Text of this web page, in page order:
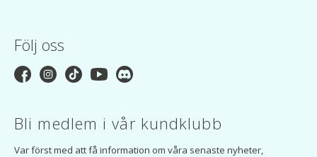
Följ oss
Bli medlem i vår kundklubb
Var först med att få information om våra senaste nyheter,